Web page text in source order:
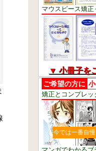
マウスピース矯正
▼ 小冊子を
ご希望の方に
矯正とコンプレッ
今では一番自